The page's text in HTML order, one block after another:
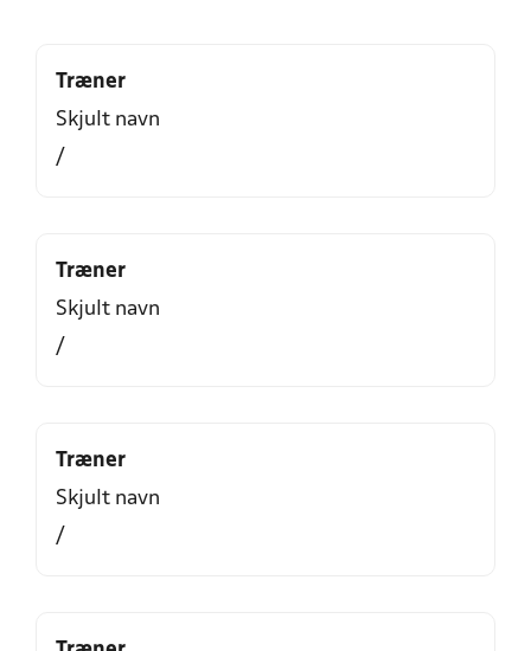
Træner
Skjult navn
/
Træner
Skjult navn
/
Træner
Skjult navn
/